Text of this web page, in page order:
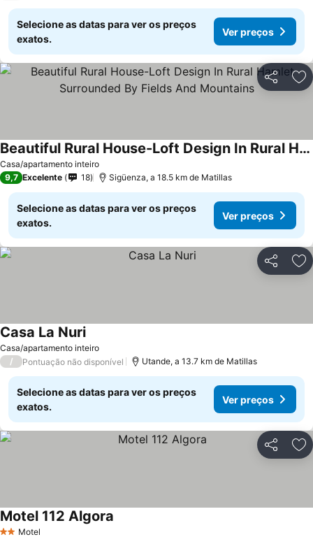
Selecione as datas para ver os preços
exatos.
Ver preços
Partilhar
Casa/apartamento inteiro
Beautiful Rural House-Loft Design In Rural Hamlet Surrounded By Fields And Mountains
9,7 Excelente 18 Sigüenza, a 18.5 km de Matillas
Selecione as datas para ver os preços
exatos.
Ver preços
Partilhar
Casa/apartamento inteiro
Casa La Nuri
/ Pontuação não disponível Utande, a 13.7 km de Matillas
Selecione as datas para ver os preços
exatos.
Ver preços
Partilhar
Motel
Motel 112 Algora